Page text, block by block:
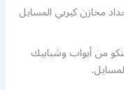
مخازن كيربي المسايل
من أبواب وشبابيك